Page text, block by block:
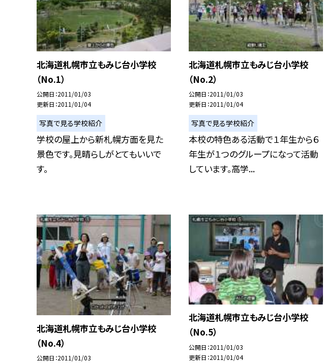
北海道札幌市立もみじ台小学校
（No.1）
公開日 2011/01/03
更新日 2011/01/04
写真で見る学校紹介
学校の屋上から新札幌方面を見た
景色です。見晴らしがとてもいいで
す。
北海道札幌市立もみじ台小学校
（No.2）
公開日 2011/01/03
更新日 2011/01/04
写真で見る学校紹介
本校の特色ある活動で１年生から６
年生が１つのグループになって活動
しています。高学...
北海道札幌市立もみじ台小学校
（No.4）
公開日 2011/01/03
北海道札幌市立もみじ台小学校
（No.5）
公開日 2011/01/03
更新日 2011/01/04